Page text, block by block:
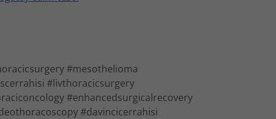
#mesothelioma
#livthoracicsurgery
#enhancedsurgicalrecovery
#davincicerrahisi